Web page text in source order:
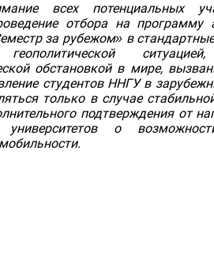
всех потенциальных
отбора на программу
за рубежом» в
обстановкой в мире,
студентов ННГУ в
только в случае
подтверждения от
университетов о